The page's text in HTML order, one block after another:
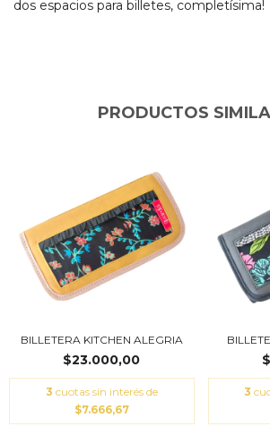
dos espacios para billetes, completísima!
PRODUCTOS
BILLETERA KITCHEN ALEGRIA
$23.000,00
3 cuotas sin interés de
$7.666,67
3